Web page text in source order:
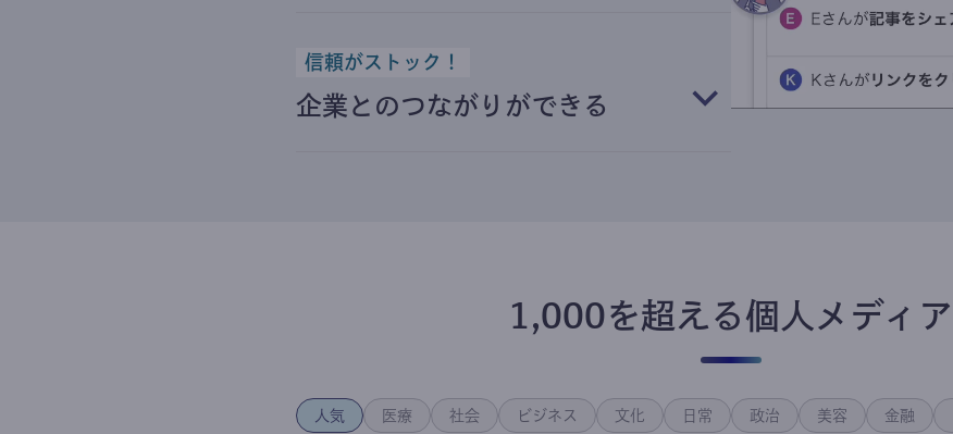
信頼がストック！
企業とのつながりができる
1,000を超える個人メディア
人気 医療 社会 ビジネス 文化 日常 政治 美容 金融